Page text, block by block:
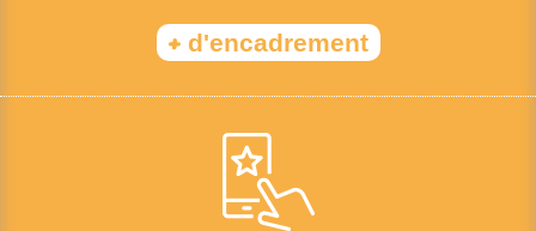
+d'encadrement